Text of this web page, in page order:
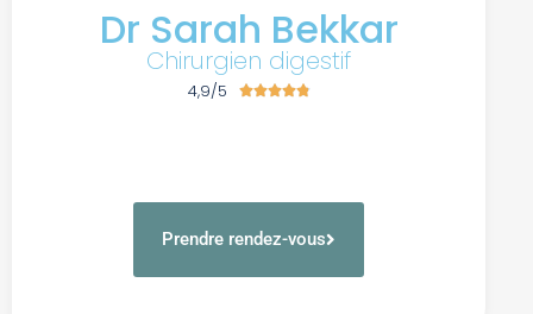
Dr Sarah Bekkar
Chirurgien digestif
4,9/5 
Prendre rendez-vous